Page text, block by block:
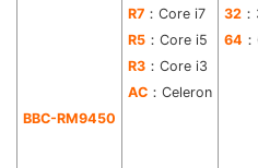
BBC-RM9450
R7 ：Core i7 32
R5 ：Core i5 64
R3 ：Core i3
AC ：Celeron